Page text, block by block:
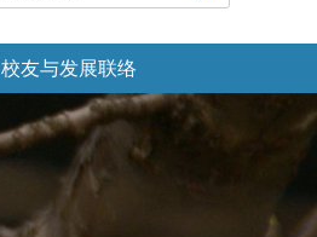
校友与发展联络